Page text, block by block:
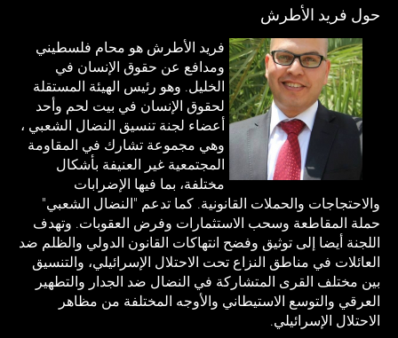
حول فريد الأطرش
فريد الأطرش هو محام فلسطيني
ومدافع عن حقوق الإنسان في
الخليل. وهو رئيس الهيئة المستقلة
لحقوق الإنسان في بيت لحم وأحد
أعضاء لجنة تنسيق النضال الشعبي ،
وهي مجموعة تشارك في المقاومة
المجتمعية غير العنيفة بأشكال
مختلفة، بما فيها الإضرابات
والاحتجاجات والحملات القانونية. كما تدعم "النضال الشعبي"
حملة المقاطعة وسحب الاستثمارات وفرض العقوبات. وتهدف
اللجنة أيضا إلى توثيق وفضح انتهاكات القانون الدولي والظلم ضد
العائلات في مناطق النزاع تحت الاحتلال الإسرائيلي، والتنسيق
بين مختلف القرى المتشاركة في النضال ضد الجدار والتطهير
العرقي والتوسع الاستيطاني والأوجه المختلفة من مظاهر
الاحتلال الإسرائيلي.